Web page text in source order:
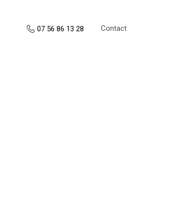
07 56 86 13 28 Contact